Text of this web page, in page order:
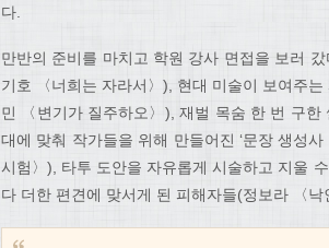
다.
만반의 준비를 마치고 학원 강사 면접을 보러
기호 〈너희는 자라서〉), 현대 미술이 보여주
민 〈변기가 질주하오〉), 재벌 목숨 한 번 구
대에 맞춰 작가들을 위해 만들어진 ‘문장 생성
시험〉), 타투 도안을 자유롭게 시술하고 지울
다 더한 편견에 맞서게 된 피해자들(정보라 〈